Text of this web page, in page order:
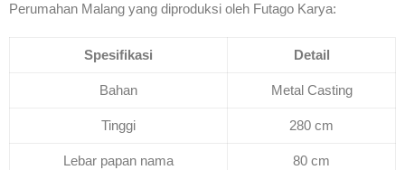
Perumahan Malang yang diproduksi oleh Futago Karya:
Spesifikasi Detail
Bahan Metal Casting
Tinggi 280 cm
Lebar papan nama 80 cm